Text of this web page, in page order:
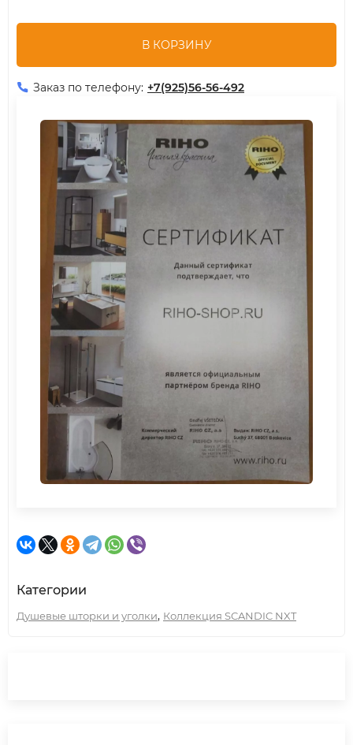
В КОРЗИНУ
Заказ по телефону: +7(925)56-56-492
Категории
Душевые шторки и уголки, Коллекция SCANDIC NXT